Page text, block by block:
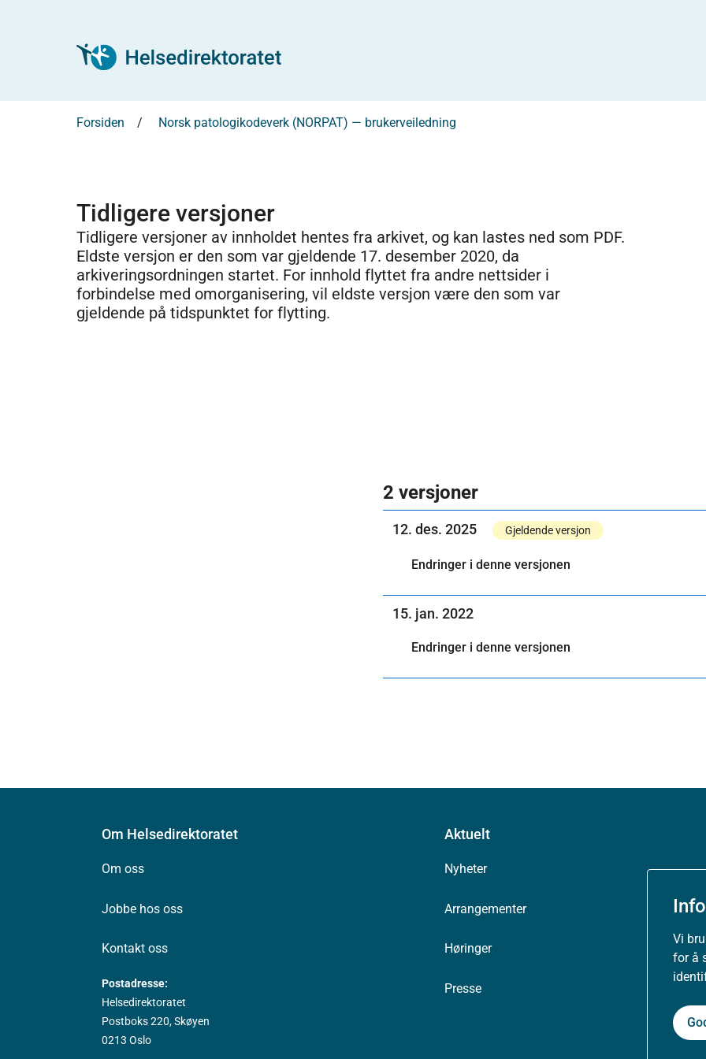
Vi
for å
Forsiden Norsk patologikodeverk (NORPAT) — brukerveiledning
Tidligere versjoner
Tidligere versjoner av innholdet hentes fra arkivet, og kan lastes ned som PDF.
Eldste versjon er den som var gjeldende 17. desember 2020, da
arkiveringsordningen startet. For innhold flyttet fra andre nettsider i
forbindelse med omorganisering, vil eldste versjon være den som var
gjeldende på tidspunktet for flytting.
2 versjoner
12. des. 2025 Gjeldende versjon
Endringer i denne versjonen
15. jan. 2022
Endringer i denne versjonen
Om Helsedirektoratet
Om oss
Jobbe hos oss
Kontakt oss
Postadresse:
Helsedirektoratet
Postboks 220, Skøyen
0213 Oslo
Aktuelt
Nyheter
Arrangementer
Høringer
Presse